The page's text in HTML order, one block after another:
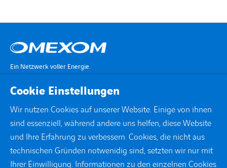
Ein Netzwerk voller Energie.
STANDORTE
DOWNLOADS
Cookie Einstellungen
Wir nutzen Cookies auf unserer Website. Einige von ihnen
sind essenziell, während andere uns helfen, diese Website
und Ihre Erfahrung zu verbessern. Cookies, die nicht aus
technischen Gründen notwenidig sind, setzten wir nur mit
Ihrer Einwilligung. Informationen zu den einzelnen Cookies